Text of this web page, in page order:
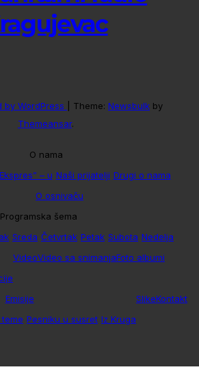
by WordPress Theme: Newsbulk by
Themeansar.
O nama
– u Naši prijatelji Drugi o nama
O osnivaču
Programska šema
Sreda Četvrtak Petak Subota Nedelja
VideoVideo sa snimanjaFoto albumi
Emisije
teme Pesniku u susret Iz Kruga
SlikeKontakt